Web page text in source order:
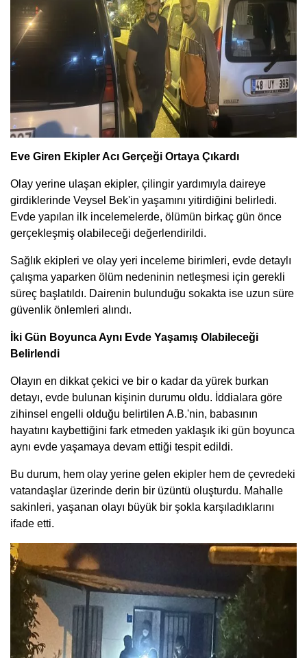
Eve Giren Ekipler Acı Gerçeği Ortaya Çıkardı
Olay yerine ulaşan ekipler, çilingir yardımıyla daireye
girdiklerinde Veysel Bek'in yaşamını yitirdiğini belirledi.
Evde yapılan ilk incelemelerde, ölümün birkaç gün önce
gerçekleşmiş olabileceği değerlendirildi.
Sağlık ekipleri ve olay yeri inceleme birimleri, evde detaylı
çalışma yaparken ölüm nedeninin netleşmesi için gerekli
süreç başlatıldı. Dairenin bulunduğu sokakta ise uzun süre
güvenlik önlemleri alındı.
İki Gün Boyunca Aynı Evde Yaşamış Olabileceği
Belirlendi
Olayın en dikkat çekici ve bir o kadar da yürek burkan
detayı, evde bulunan kişinin durumu oldu. İddialara göre
zihinsel engelli olduğu belirtilen A.B.'nin, babasının
hayatını kaybettiğini fark etmeden yaklaşık iki gün boyunca
aynı evde yaşamaya devam ettiği tespit edildi.
Bu durum, hem olay yerine gelen ekipler hem de çevredeki
vatandaşlar üzerinde derin bir üzüntü oluşturdu. Mahalle
sakinleri, yaşanan olayı büyük bir şokla karşıladıklarını
ifade etti.